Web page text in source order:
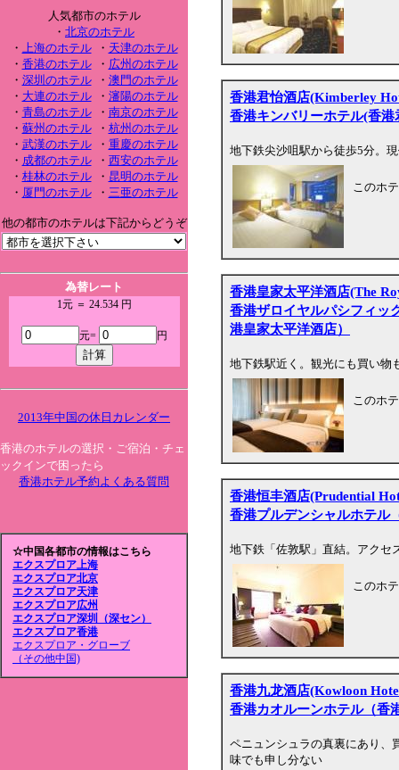
人気都市のホテル
・ 北京のホテル
・ 上海のホテル・ 天津のホテル
・ 香港のホテル・ 広州のホテル
・ 深圳のホテル・ 澳門のホテル
・ 大連のホテル・ 瀋陽のホテル
・ 青島のホテル・ 南京のホテル
・ 蘇州のホテル・ 杭州のホテル
・ 武漢のホテル・ 重慶のホテル
・ 成都のホテル・ 西安のホテル
・ 桂林のホテル・ 昆明のホテル
・ 厦門のホテル・ 三亜のホテル
他の都市のホテルは下記からどうぞ
為替レート
1元 ＝ 24.534 円
元= 円
2013年中国の休日カレンダー
香港のホテルの選択・ご宿泊・チェ
ックインで困ったら
香港ホテル予約よくある質問
☆中国各都市の情報はこちら
エクスプロア上海
エクスプロア北京
エクスプロア天津
エクスプロア広州
エクスプロア深圳（深セン）
エクスプロア香港
エクスプロア・グローブ
（その他中国)
香港君怡酒店(Kimberley
香港キンバリーホテル(香港
地下鉄尖沙咀駅から徒歩5分。
このホ
香港皇家太平洋酒店(The
香港ザロイヤルパシフィッ
港皇家太平洋酒店）
地下鉄駅近く。観光にも買い物
このホ
香港恒丰酒店(Prudential
香港プルデンシャルホテル
地下鉄「佐敦駅」直結。アクセ
このホ
香港九龙酒店(Kowloon
香港カオルーンホテル（香
ペニュンシュラの真裏にあり、
味でも申し分ない